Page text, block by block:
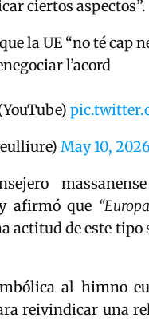
ciertos aspectos”.
la UE “no té cap
l’acord
May 10,
afirmó que
actitud de este tipo
al himno
reivindicar una